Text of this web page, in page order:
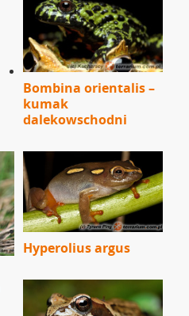
Bombina orientalis –
kumak
dalekowschodni
Hyperolius argus